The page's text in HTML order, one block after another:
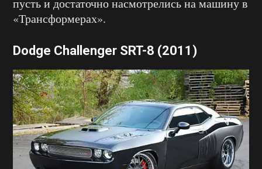
пусть и достаточно насмотрелись на машину в
«Трансформерах».
Dodge Challenger SRT-8 (2011)